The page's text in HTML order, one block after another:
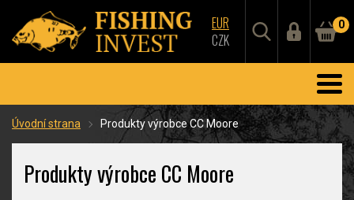
EUR
CZK
0
Úvodní strana Produkty výrobce CC Moore
Produkty výrobce CC Moore